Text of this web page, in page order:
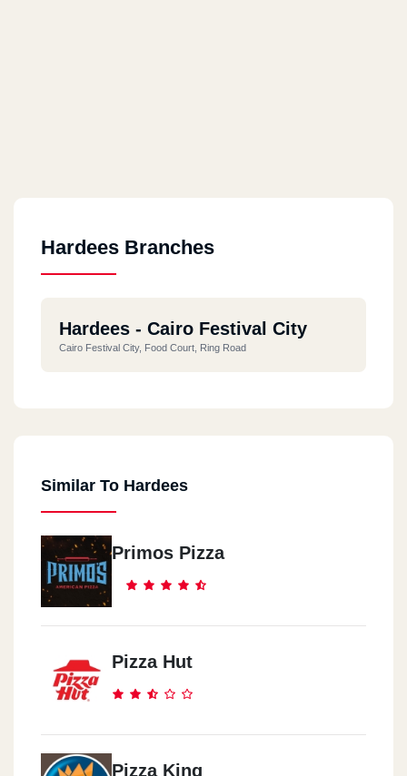
Hardees Branches
Hardees - Cairo Festival City
Cairo Festival City, Food Court, Ring Road
Similar To Hardees
Primos Pizza
Pizza Hut
Pizza King